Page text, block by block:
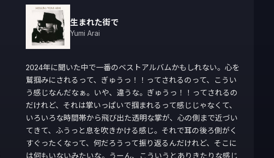
生まれた街で
Yumi Arai
2024年に聞いた中で一番のベストアルバムかもしれない。心を
鷲掴みにされるって、ぎゅうっ！！ってされるのって、こうい
う感じなんだなぁ。いや、違うな。ぎゅうっ！！ってされるの
だけれど、それは掌いっぱいで掴まれるって感じじゃなくて、
いろいろな時間帯から飛び出た透明な掌が、心の側まで近づい
てきて、ふうっと息を吹きかける感じ。それで耳の後ろ側がく
すぐったくなって、何だろうって振り返るんだけれど、そこに
は何もいないみたいな。うーん、こういうとありきたりな感じ